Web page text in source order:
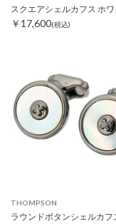
スクエアシェルカフス ホワ
￥17,600(税込)
THOMPSON